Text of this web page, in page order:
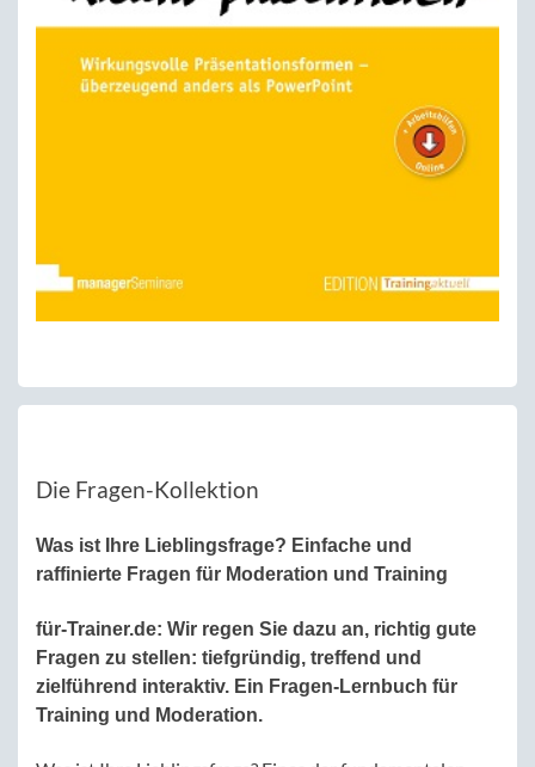
Die Fragen-Kollektion
Was ist Ihre Lieblingsfrage? Einfache und
raffinierte Fragen für Moderation und Training
für-Trainer.de: Wir regen Sie dazu an, richtig gute
Fragen zu stellen: tiefgründig, treffend und
zielführend interaktiv. Ein Fragen-Lernbuch für
Training und Moderation.